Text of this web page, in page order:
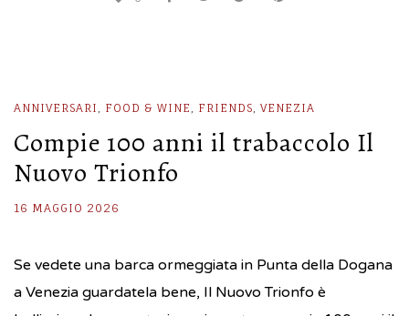
ANNIVERSARI , FOOD & WINE , FRIENDS, VENEZIA
Compie 100 anni il trabaccolo Il
Nuovo Trionfo
16 MAGGIO 2026
Se vedete una barca ormeggiata in Punta della Dogana
a Venezia guardatela bene, Il Nuovo Trionfo è